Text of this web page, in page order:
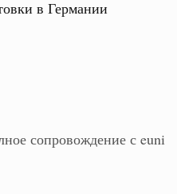
в Германии
сопровождение с euni